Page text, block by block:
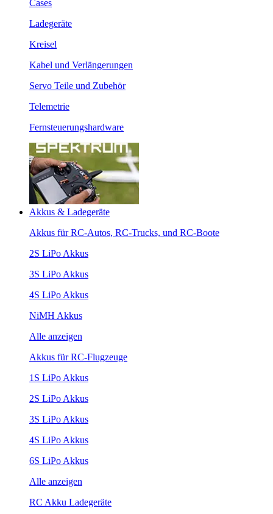
Cases
Ladegeräte
Kreisel
Kabel und Verlängerungen
Servo Teile und Zubehör
Telemetrie
Fernsteuerungshardware
Akkus & Ladegeräte
Akkus für RC-Autos, RC-Trucks, und RC-Boote
2S LiPo Akkus
3S LiPo Akkus
4S LiPo Akkus
NiMH Akkus
Alle anzeigen
Akkus für RC-Flugzeuge
1S LiPo Akkus
2S LiPo Akkus
3S LiPo Akkus
4S LiPo Akkus
6S LiPo Akkus
Alle anzeigen
RC Akku Ladegeräte